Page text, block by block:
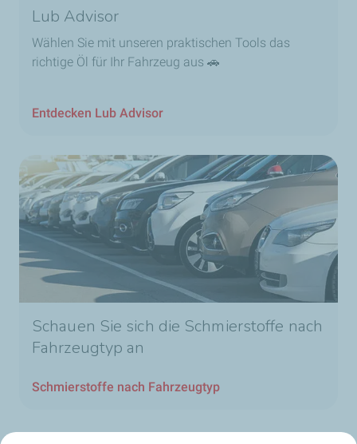
Lub Advisor
Wählen Sie mit unseren praktischen Tools das
richtige Öl für Ihr Fahrzeug aus 🚗
Entdecken Lub Advisor
Schauen Sie sich die Schmierstoffe nach
Fahrzeugtyp an
Schmierstoffe nach Fahrzeugtyp